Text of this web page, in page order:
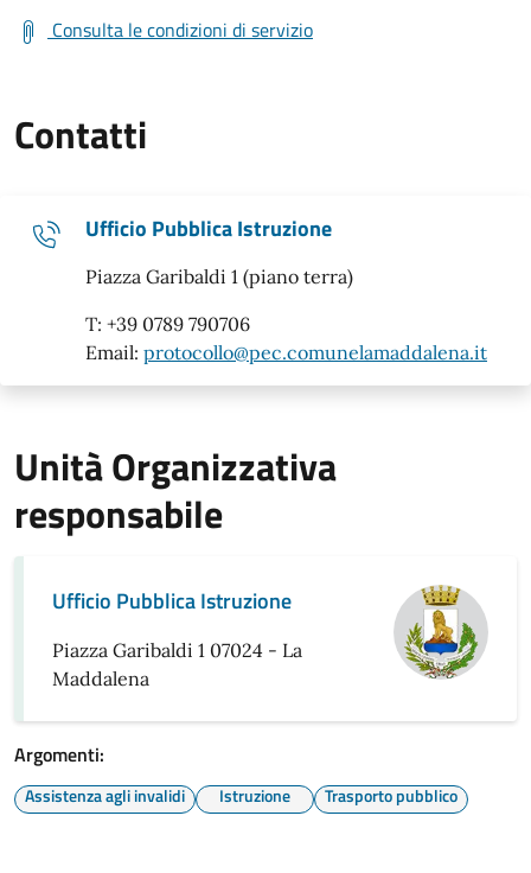
Consulta le condizioni di servizio
Contatti
Ufficio Pubblica Istruzione
Piazza Garibaldi 1 (piano terra)
T: +39 0789 790706
Email: protocollo@pec.comunelamaddalena.it
Unità Organizzativa
responsabile
Ufficio Pubblica Istruzione
Piazza Garibaldi 1 07024 - La
Maddalena
Argomenti:
Assistenza agli invalidi Istruzione Trasporto pubblico